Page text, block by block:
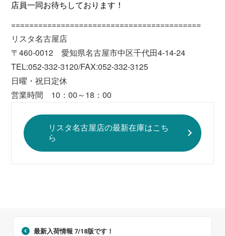
店員一同お待ちしております！
==========================================
リスタ名古屋店
〒460-0012 愛知県名古屋市中区千代田4-14-24
TEL:052-332-3120/FAX:052-332-3125
日曜・祝日定休
営業時間 10：00～18：00
リスタ名古屋店の最新在庫はこち
ら
最新入荷情報 7/18版です！